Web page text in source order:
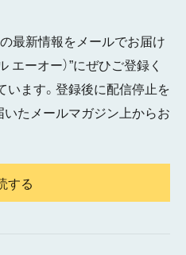
最新情報をメールでお届け
エーオー）”にぜひご登録く
います。登録後に配信停止を
いたメールマガジン上からお
する